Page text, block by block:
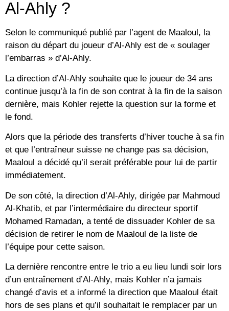
Al-Ahly ?
Selon le communiqué publié par l’agent de Maaloul, la
raison du départ du joueur d’Al-Ahly est de « soulager
l’embarras » d’Al-Ahly.
La direction d’Al-Ahly souhaite que le joueur de 34 ans
continue jusqu’à la fin de son contrat à la fin de la saison
dernière, mais Kohler rejette la question sur la forme et
le fond.
Alors que la période des transferts d’hiver touche à sa fin
et que l’entraîneur suisse ne change pas sa décision,
Maaloul a décidé qu’il serait préférable pour lui de partir
immédiatement.
De son côté, la direction d’Al-Ahly, dirigée par Mahmoud
Al-Khatib, et par l’intermédiaire du directeur sportif
Mohamed Ramadan, a tenté de dissuader Kohler de sa
décision de retirer le nom de Maaloul de la liste de
l’équipe pour cette saison.
La dernière rencontre entre le trio a eu lieu lundi soir lors
d’un entraînement d’Al-Ahly, mais Kohler n’a jamais
changé d’avis et a informé la direction que Maaloul était
hors de ses plans et qu’il souhaitait le remplacer par un